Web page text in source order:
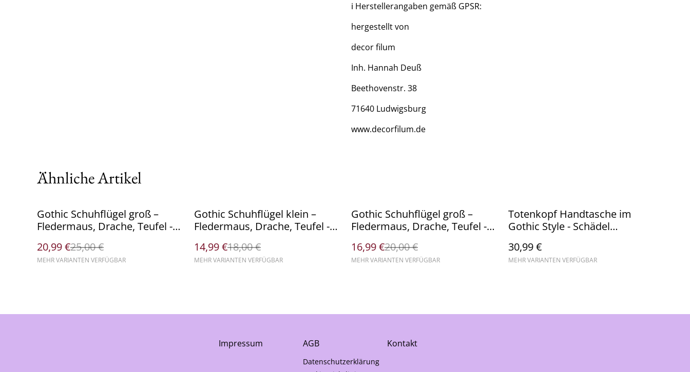
ℹ️ Herstellerangaben gemäß GPSR:
hergestellt von
decor filum
Inh. Hannah Deuß
Beethovenstr. 38
71640 Ludwigsburg
www.decorfilum.de
Ähnliche Artikel
%
Gothic Schuhflügel groß –
Fledermaus, Drache, Teufel -
20,99 €25,00 €
MEHR VARIANTEN VERFÜGBAR
%
Gothic Schuhflügel klein –
Fledermaus, Drache, Teufel -
14,99 €18,00 €
MEHR VARIANTEN VERFÜGBAR
%
Gothic Schuhflügel groß –
Fledermaus, Drache, Teufel -
16,99 €20,00 €
MEHR VARIANTEN VERFÜGBAR
Totenkopf Handtasche im
Gothic Style - Schädel
30,99 €
MEHR VARIANTEN VERFÜGBAR
Impressum AGB
Datenschutzerklärung
Kontakt